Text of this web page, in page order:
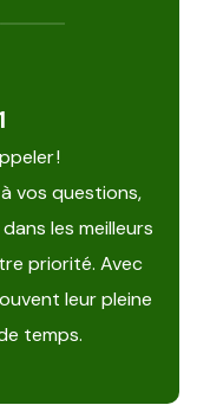
!
vos questions,
les meilleurs
priorité. Avec
leur pleine
temps.